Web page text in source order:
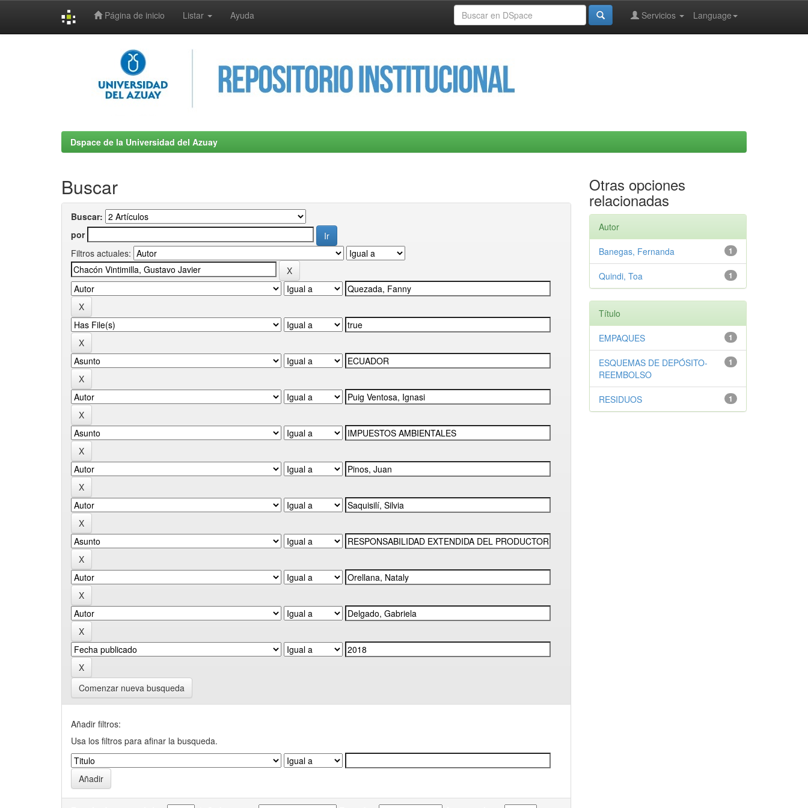
Página de inicio Listar Ayuda Language
Servicios
Dspace de la Universidad del Azuay
Buscar
Buscar:
por
Filtros actuales:
Comenzar nueva busqueda
Añadir filtros:
Usa los filtros para afinar la busqueda.
Otras opciones
relacionadas
Autor
1
Banegas, Fernanda
1
Quindi, Toa
Título
1
EMPAQUES
1
ESQUEMAS DE DEPÓSITO-
REEMBOLSO
1
RESIDUOS